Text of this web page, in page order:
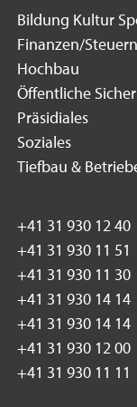
Bildung Kultur
Finanzen/Steuern
Hochbau
Öffentliche
Präsidiales
Soziales
Tiefbau &
+41 31 930 12 40
+41 31 930 11 51
+41 31 930 11 30
+41 31 930 14 14
+41 31 930 14 14
+41 31 930 12 00
+41 31 930 11 11